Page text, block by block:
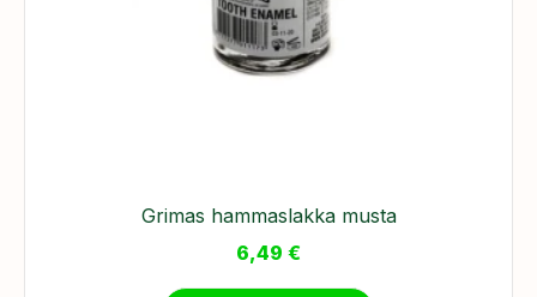
Grimas hammaslakka musta
6,49 €